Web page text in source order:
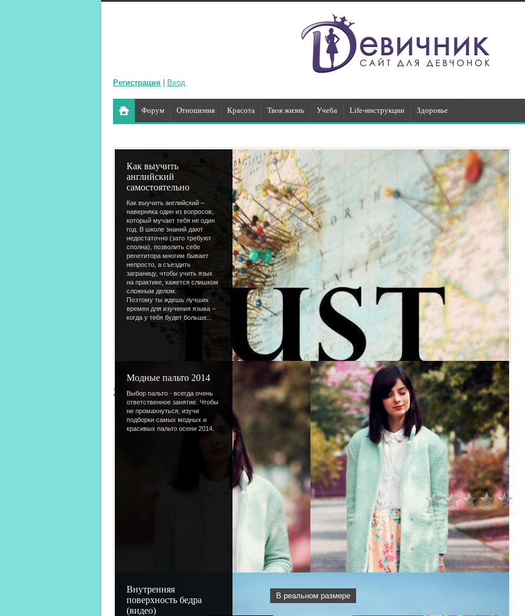
Регистрация Вход
Форум Отношения Красота Твоя жизнь Учеба Life-инструкции Здоровье
Как выучить
английский
самостоятельно
Как выучить английский –
наверняка один из вопросов,
который мучает тебя не один
год. В школе знаний дают
недостаточно (зато требуют
сполна), позволить себе
репетитора многим бывает
непросто, а съездить
заграницу, чтобы учить язык
на практике, кажется слишком
сложным делом.
Поэтому ты ждешь лучших
времен для изучения языка –
когда у тебя будет больше...
Модные пальто 2014
Выбор пальто - всегда очень
ответственное занятие. Чтобы
не промахнуться, изучи
подборки самых модных и
красивых пальто осени 2014.
Внутренняя
поверхность бедра
(видео)
228b1c5194ef1a0ea681ff18cca0cc7b
Просмотров :653
Размеры:120x120px/36.6Kb
15.09.2008
Добавил Lettera
Рейтинг: 0.0/0
В реальном размере